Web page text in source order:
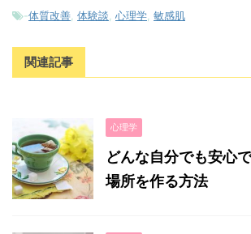
-体質改善 体験談 心理学 敏感肌
関連記事
心理学
どんな自分でも安心
場所を作る方法